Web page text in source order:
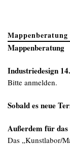
Mappenberatung
Industriedesign
Bitte anmelden.
Sobald es neue
Außerdem für
Das „Kunstlabor/